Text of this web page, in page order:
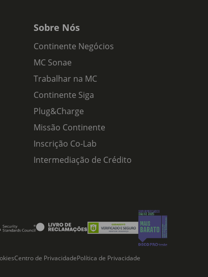
Sobre Nós
Continente Negócios
MC Sonae
Trabalhar na MC
Continente Siga
Plug&Charge
Missão Continente
Inscrição Co-Lab
Intermediação de Crédito
Centro de PrivacidadePolítica de Privacidade